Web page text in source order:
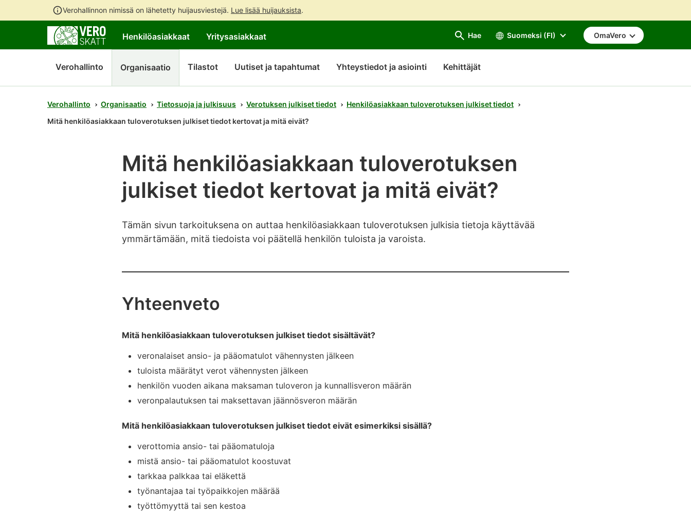
Verohallinnon nimissä on lähetetty huijausviestejä. Lue lisää huijauksista.
sisältöön
sivuston
hakuun
Henkilöasiakkaat Yritysasiakkaat Hae Suomeksi (FI) OmaVero
Verohallinto Organisaatio Tilastot Uutiset ja tapahtumat Yhteystiedot ja asiointi Kehittäjät
Verohallinto Organisaatio Tietosuoja ja julkisuus Verotuksen julkiset tiedot
Henkilöasiakkaan tuloverotuksen julkiset tiedot
Mitä henkilöasiakkaan tuloverotuksen julkiset tiedot kertovat ja mitä eivät?
Mitä henkilöasiakkaan tuloverotuksen
julkiset tiedot kertovat ja mitä eivät?
Tämän sivun tarkoituksena on auttaa henkilöasiakkaan tuloverotuksen julkisia tietoja käyttävää
ymmärtämään, mitä tiedoista voi päätellä henkilön tuloista ja varoista.
Yhteenveto
Mitä henkilöasiakkaan tuloverotuksen julkiset tiedot sisältävät?
veronalaiset ansio- ja pääomatulot vähennysten jälkeen
tuloista määrätyt verot vähennysten jälkeen
henkilön vuoden aikana maksaman tuloveron ja kunnallisveron määrän
veronpalautuksen tai maksettavan jäännösveron määrän
Mitä henkilöasiakkaan tuloverotuksen julkiset tiedot eivät esimerkiksi sisällä?
verottomia ansio- tai pääomatuloja
mistä ansio- tai pääomatulot koostuvat
tarkkaa palkkaa tai eläkettä
työnantajaa tai työpaikkojen määrää
työttömyyttä tai sen kestoa